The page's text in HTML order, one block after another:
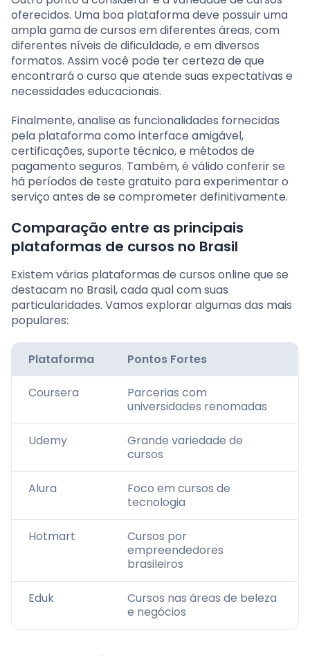
oferecidos. Uma boa plataforma deve possuir uma
ampla gama de cursos em diferentes áreas, com
diferentes níveis de dificuldade, e em diversos
formatos. Assim você pode ter certeza de que
encontrará o curso que atende suas expectativas e
necessidades educacionais.
Finalmente, analise as funcionalidades fornecidas
pela plataforma como interface amigável,
certificações, suporte técnico, e métodos de
pagamento seguros. Também, é válido conferir se
há períodos de teste gratuito para experimentar o
serviço antes de se comprometer definitivamente.
Comparação entre as principais
plataformas de cursos no Brasil
Existem várias plataformas de cursos online que se
destacam no Brasil, cada qual com suas
particularidades. Vamos explorar algumas das mais
populares:
Plataforma Pontos Fortes
Coursera
Parcerias com
universidades renomadas
Udemy
Grande variedade de
cursos
Alura
Foco em cursos de
tecnologia
Hotmart
Cursos por
empreendedores
brasileiros
Eduk
Cursos nas áreas de beleza
e negócios